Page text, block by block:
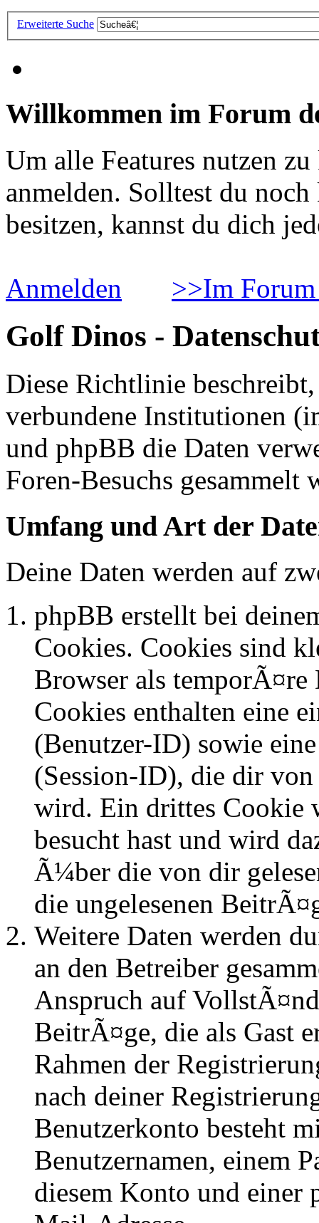
Erweiterte Suche
Willkommen im Forum
Um alle Features nutzen
anmelden. Solltest du
besitzen, kannst du dich
Anmelden >>Im
Golf Dinos -
Diese Richtlinie
verbundene Institutionen
und phpBB die Daten
Foren-Besuchs gesammelt
Umfang und Art der
Deine Daten werden auf
phpBB erstellt bei
Cookies. Cookies sind
Browser als temporÃ¤re
Cookies enthalten eine
(Benutzer-ID) sowie
(Session-ID), die dir
wird. Ein drittes Cookie
besucht hast und wird
Ã¼ber die von dir
die ungelesenen
Weitere Daten werden
an den Betreiber
Anspruch auf
BeitrÃ¤ge, die als Gast
Rahmen der
nach deiner
Benutzerkonto besteht
Benutzernamen, einem
diesem Konto und